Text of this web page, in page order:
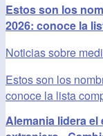
Estos son los
2026: conoce la
Noticias sobre
Estos son los
conoce la lista
Alemania lidera